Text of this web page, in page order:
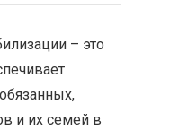
– это
и их семей в